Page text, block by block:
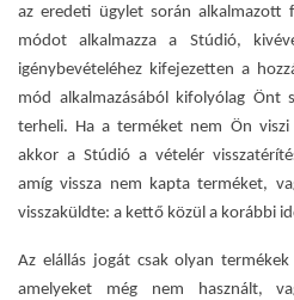
az eredeti ügylet során alkalmazott
módot alkalmazza a Stúdió,
igénybevételéhez kifejezetten a
mód alkalmazásából kifolyólag Önt
terheli. Ha a terméket nem Ön viszi
akkor a Stúdió a vételér
amíg vissza nem kapta terméket,
visszaküldte: a kettő közül a korábbi
Az elállás jogát csak olyan
amelyeket még nem használt,